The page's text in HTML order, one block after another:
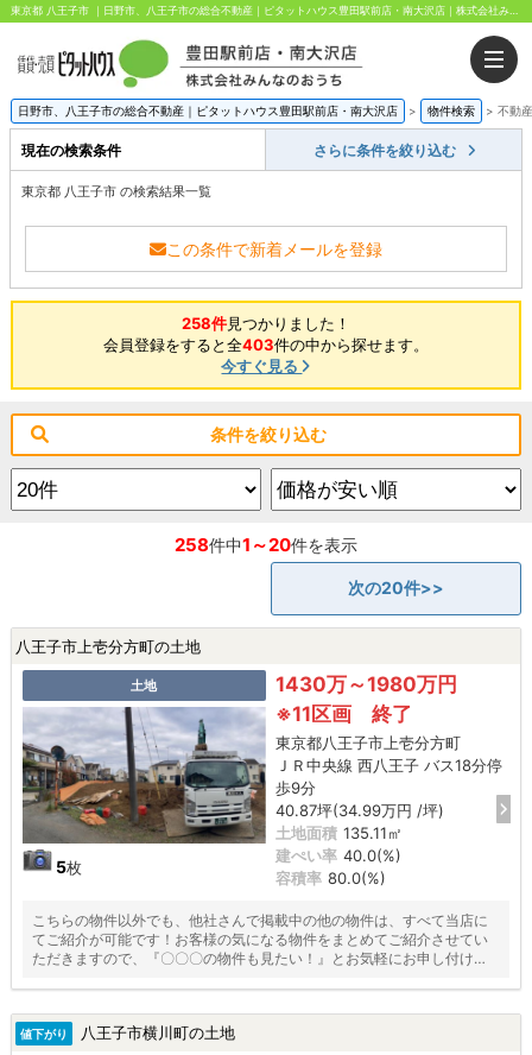
東京都 八王子市 ｜日野市、八王子市の総合不動産｜ピタットハウス豊田駅前店・南大沢店｜株式会社みんなのおうち
日野市、八王子市の総合不動産｜ピタットハウス豊田駅前店・南大沢店 > 物件検索 > 不動
現在の検索条件 さらに条件を絞り込む
東京都 八王子市 の検索結果一覧
この条件で新着メールを登録
258件見つかりました！
会員登録をすると全403件の中から探せます。
今すぐ見る
条件を絞り込む
258件中1～20件を表示
次の20件>>
八王子市上壱分方町の土地
土地
5枚
1430万～1980万円
※11区画 終了
東京都八王子市上壱分方町
ＪＲ中央線 西八王子 バス18分停
歩9分
40.87坪(34.99万円 /坪)
土地面積 135.11㎡
建ぺい率 40.0(%)
容積率 80.0(%)
こちらの物件以外でも、他社さんで掲載中の他の物件は、すべて当店に
てご紹介が可能です！お客様の気になる物件をまとめてご紹介させてい
ただきますので、『〇〇〇の物件も見たい！』とお気軽にお申し付けく
値下がり 八王子市横川町の土地